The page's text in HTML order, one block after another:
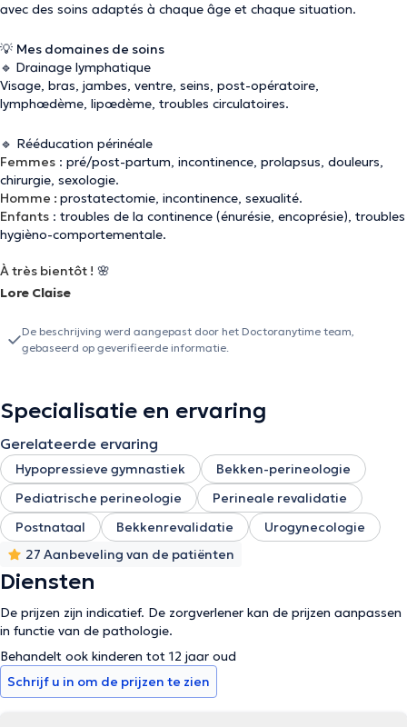
avec des soins adaptés à chaque âge et chaque situation.
💡 Mes domaines de soins
🔹 Drainage lymphatique
Visage, bras, jambes, ventre, seins, post-opératoire,
lymphœdème, lipœdème, troubles circulatoires.
🔹 Rééducation périnéale
Femmes : pré/post-partum, incontinence, prolapsus, douleurs,
chirurgie, sexologie.
Homme : prostatectomie, incontinence, sexualité.
Enfants : troubles de la continence (énurésie, encoprésie), troubles
hygièno-comportementale.
À très bientôt ! 🌸
Lore Claise
De beschrijving werd aangepast door het Doctoranytime team,
gebaseerd op geverifieerde informatie.
Specialisatie en ervaring
Gerelateerde ervaring
Hypopressieve gymnastiek
Bekken-perineologie
Pediatrische perineologie
Perineale revalidatie
Postnataal
Bekkenrevalidatie
Urogynecologie
27 Aanbeveling van de patiënten
Diensten
De prijzen zijn indicatief. De zorgverlener kan de prijzen aanpassen
in functie van de pathologie.
Behandelt ook kinderen tot 12 jaar oud
Schrijf u in om de prijzen te zien